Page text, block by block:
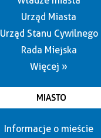
Urząd Miasta
Urząd Stanu Cywilnego
Rada Miejska
Więcej »
MIASTO
Informacje o mieście